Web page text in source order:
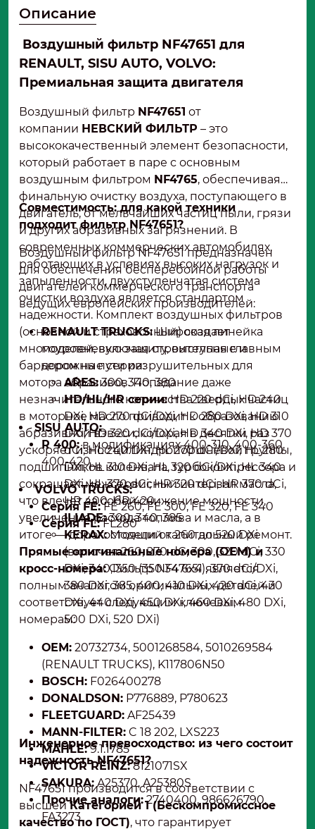
Описание
Воздушный фильтр NF47651 для
RENAULT, SISU AUTO, VOLVO:
Премиальная защита двигателя
Воздушный фильтр NF47651 от
компании НЕВСКИЙ ФИЛЬТР – это
высококачественный элемент безопасности,
который работает в паре с основным
воздушным фильтром NF4765, обеспечивая
финальную очистку воздуха, поступающего в
двигатель, от мельчайших частиц пыли, грязи
и других абразивных загрязнений. В
современных коммерческих автомобилях,
работающих в условиях высоких нагрузок и
запыленности, двухступенчатая система
очистки воздуха является стандартом
надежности. Комплект воздушных фильтров
(основной и страховочный) создает
многоуровневую защиту, выступая главным
барьером на пути разрушительных для
мотора абразивов. Попадание даже
незначительного количества твердых частиц
в моторное масло приводит к образованию
абразивной взвеси, которая в десятки раз
ускоряет износ цилиндропоршневой группы,
подшипников коленвала, турбокомпрессора и
сокращает межсервисный интервал масла,
что влечет за собой снижение мощности,
увеличение расхода топлива и масла, а в
итоге — дорогостоящий капитальный ремонт.
Совместимость: для какой техники
подходит фильтр NF47651?
Воздушный фильтр NF47651 предназначен
для обеспечения бесперебойной работы
двигателей коммерческого транспорта
ведущих европейских производителей:
RENAULT TRUCKS:Широкая линейка
моделей, включая строительные и
дорожные серии:
ARES:300, 340, 380
HD/HL/HR серии:HD 220 dCi, HD 240
DXi, HD 270 dCi/DXi, HD 280 DXi, HD 310
DXi, HD 320 dCi/DXi, HD 340 DXi, HD 370
dCi; HL 240 DXi, HL 270 dCi/DXi, HL 280
DXi, HL 310 DXi, HL 320 dCi/DXi, HL 340
DXi, HL 370 dCi; HR 320 dCi, HR 370 dCi,
HR 400, HR 420
ILIADE:300, 340, 385
KERAX:Модели от 260 до 520 DXi
(включая 260, 270 dC, 300, 320 dCi, 330
DXi, 340, 350 (350.34 6x4), 370 dCi/DXi,
380 DXi, 385, 400, 410 DXi, 420 dCi, 430
DXi, 440 DXi, 450 DXi, 460 DXi, 480 DXi,
500 DXi, 520 DXi)
SISU AUTO:
R 400:в модификациях 400-310, 400-360,
400-420
VOLVO TRUCKS:
СерияFE:FE 260, FE 300, FE 320, FE 340
Серия FL:FL280
Прямые оригинальные номера (OEM) и
кросс-номера:Фильтр NF47651 является
полным аналогом оригинальных деталей и
соответствует следующим ключевым
номерам:
ОЕМ: 20732734, 5001268584, 5010269584
(RENAULT TRUCKS), K117806N50
BOSCH: F026400278
DONALDSON: P776889, P780623
FLEETGUARD: AF25439
MANN-FILTER: C 18 202, LXS223
MAHLE:9.1.1785
VICTOR REINZ:8121071SX
SAKURA:A25370, A25380S
Прочие аналоги:2740400, 986626790,
FA3273
Инженерное превосходство: из чего состоит
надежность NF47651?
NF47651 производится в соответствии с
высшейКатегорией 1 (Бескомпромиссное
качество по ГОСТ), что гарантирует